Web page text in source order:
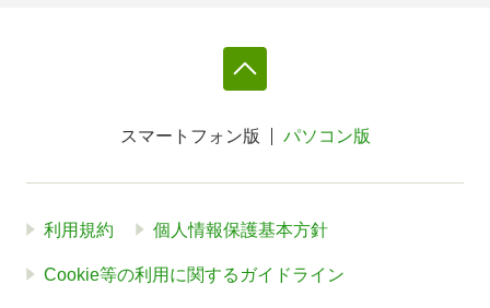
スマートフォン版 パソコン版
利用規約 個人情報保護基本方針
Cookie等の利用に関するガイドライン